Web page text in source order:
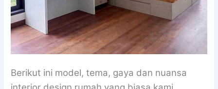
Berikut ini model, tema, gaya dan nuansa